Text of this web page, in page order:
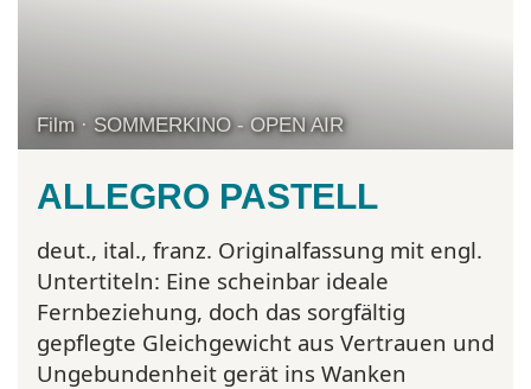
Film · SOMMERKINO - OPEN AIR
ALLEGRO PASTELL
deut., ital., franz. Originalfassung mit engl.
Untertiteln: Eine scheinbar ideale
Fernbeziehung, doch das sorgfältig
gepflegte Gleichgewicht aus Vertrauen und
Ungebundenheit gerät ins Wanken